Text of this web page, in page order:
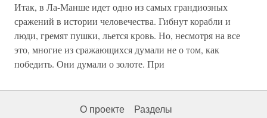
Итак, в Ла-Манше идет одно из самых грандиозных
сражений в истории человечества. Гибнут корабли и
люди, гремят пушки, льется кровь. Но, несмотря на все
это, многие из сражающихся думали не о том, как
победить. Они думали о золоте. При
О проекте Разделы